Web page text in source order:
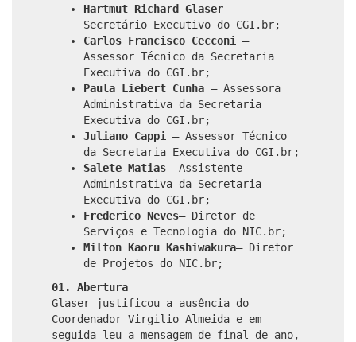
Hartmut Richard Glaser –
Secretário Executivo do CGI.br;
Carlos Francisco Cecconi
–
Assessor Técnico da Secretaria
Executiva do CGI.br;
Paula Liebert Cunha – Assessora
Administrativa da Secretaria
Executiva do CGI.br;
Juliano Cappi – Assessor Técnico
da Secretaria Executiva do CGI.br;
Salete Matias– Assistente
Administrativa da Secretaria
Executiva do CGI.br;
Frederico Neves– Diretor de
Serviços e Tecnologia do NIC.br;
Milton Kaoru Kashiwakura– Diretor
de Projetos do NIC.br;
01. Abertura
Glaser justificou a ausência do
Coordenador Virgilio Almeida e em
seguida leu a mensagem de final de ano,